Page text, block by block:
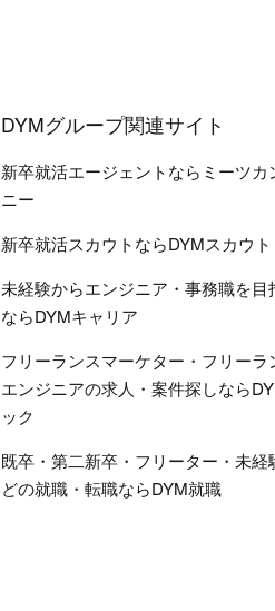
DYMグループ関連サイト
新卒就活エージェントならミーツカ
ニー
新卒就活スカウトならDYMスカウト
未経験からエンジニア・事務職を目
ならDYMキャリア
フリーランスマーケター・フリーラ
エンジニアの求人・案件探しなら
ック
既卒・第二新卒・フリーター・未経
どの就職・転職ならDYM就職